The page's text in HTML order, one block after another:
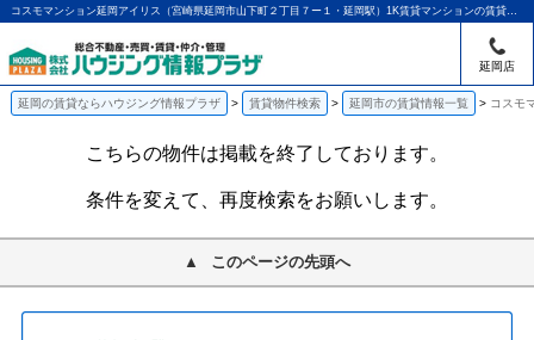
コスモマンション延岡アイリス（宮崎県延岡市山下町２丁目７ー１・延岡駅）1K賃貸マンションの賃貸物件情報｜アパマンショップ延岡店｜ハウジング情報プラザ
延岡店
延岡の賃貸ならハウジング情報プラザ 賃貸物件検索 延岡市の賃貸情報一覧 コスモ
こちらの物件は掲載を終了しております。
条件を変えて、再度検索をお願いします。
このページの先頭へ